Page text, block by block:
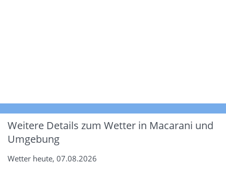
Weitere Details zum Wetter in Macarani und
Umgebung
Wetter heute, 07.08.2026